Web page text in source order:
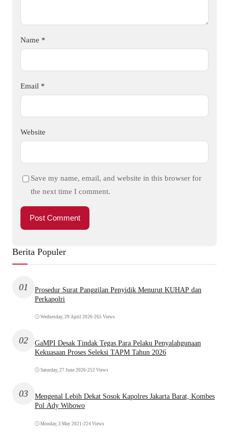
Name *
Email *
Website
Save my name, email, and website in this browser for
the next time I comment.
Berita Populer
01
Prosedur Surat Panggilan Penyidik Menurut KUHAP dan
Perkapolri
Wednesday, 29 April 2026•265 Views
02
GaMPI Desak Tindak Tegas Para Pelaku Penyalahgunaan
Kekuasaan Proses Seleksi TAPM Tahun 2026
Saturday, 27 June 2026•252 Views
03
Mengenal Lebih Dekat Sosok Kapolres Jakarta Barat, Kombes
Pol Ady Wibowo
Monday, 3 May 2021 •224 Views